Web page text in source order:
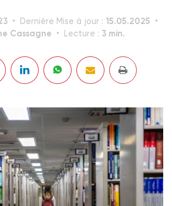
Dernière Mise à jour : 15.05.2025
Cassagne Lecture : 3 min.